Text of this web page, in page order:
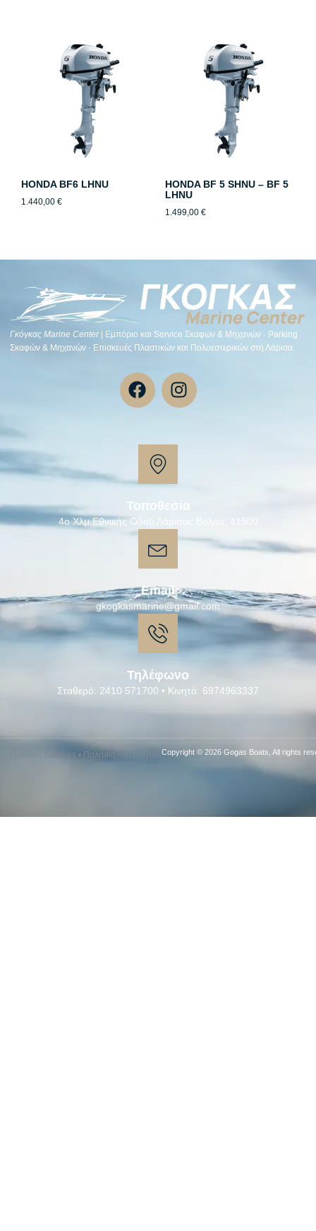
HONDA BF6 LHNU
1.440,00 €
HONDA BF 5 SHNU – BF 5
LHNU
1.499,00 €
Γκόγκας Μarine Center| Εμπόριο και Service Σκαφών & Μηχανών · Parking
Σκαφών & Μηχανών · Επισκευές Πλαστικών και Πολυεστερικών στη Λάρισα.
Τοποθεσία
4ο Χλμ Εθνικής Οδού Λάρισας Βόλου, 41500
Email
gkogkasmarine@gmail.com
Τηλέφωνο
Σταθερό: 2410 571700 • Κινητό: 6974963337
Πολιτική Cookies • Πολιτική Απορρήτου Copyright © 2026 Gogas Boats, All rights